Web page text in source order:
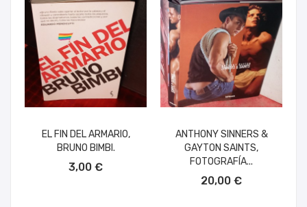
EL FIN DEL ARMARIO,
BRUNO BIMBI.
3,00 €
ANTHONY SINNERS &
GAYTON SAINTS,
FOTOGRAFÍA...
20,00 €